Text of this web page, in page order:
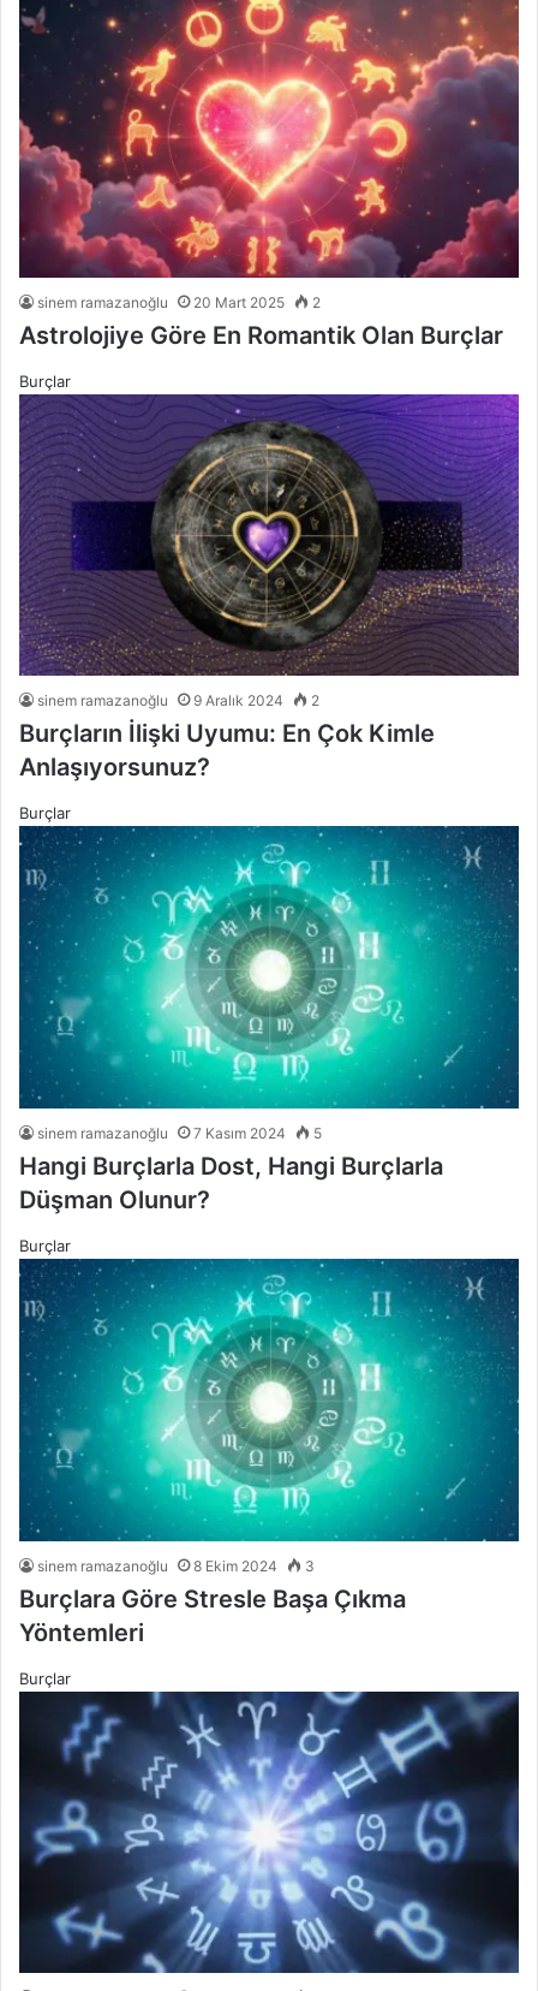
sinem ramazanoğlu 20 Mart 2025 2
Astrolojiye Göre En Romantik Olan Burçlar
Burçlar
sinem ramazanoğlu 9 Aralık 2024 2
Burçların İlişki Uyumu: En Çok Kimle
Anlaşıyorsunuz?
Burçlar
sinem ramazanoğlu 7 Kasım 2024 5
Hangi Burçlarla Dost, Hangi Burçlarla
Düşman Olunur?
Burçlar
sinem ramazanoğlu 8 Ekim 2024 3
Burçlara Göre Stresle Başa Çıkma
Yöntemleri
Burçlar